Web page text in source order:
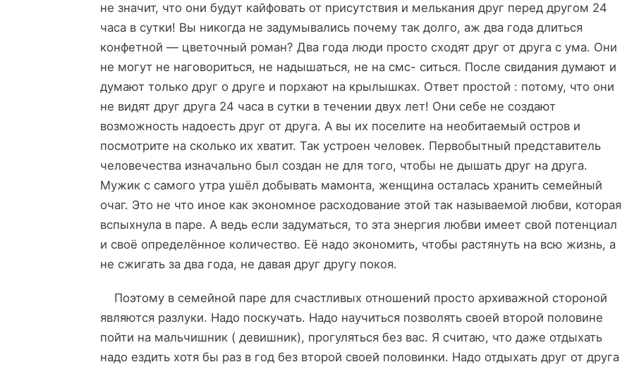
не значит, что они будут кайфовать от присутствия и мелькания друг перед другом 24
часа в сутки! Вы никогда не задумывались почему так долго, аж два года длиться
конфетной — цветочный роман? Два года люди просто сходят друг от друга с ума. Они
не могут не наговориться, не надышаться, не на смс- ситься. После свидания думают и
думают только друг о друге и порхают на крылышках. Ответ простой : потому, что они
не видят друг друга 24 часа в сутки в течении двух лет! Они себе не создают
возможность надоесть друг от друга. А вы их поселите на необитаемый остров и
посмотрите на сколько их хватит. Так устроен человек. Первобытный представитель
человечества изначально был создан не для того, чтобы не дышать друг на друга.
Мужик с самого утра ушёл добывать мамонта, женщина осталась хранить семейный
очаг. Это не что иное как экономное расходование этой так называемой любви, которая
вспыхнула в паре. А ведь если задуматься, то эта энергия любви имеет свой потенциал
и своё определённое количество. Её надо экономить, чтобы растянуть на всю жизнь, а
не сжигать за два года, не давая друг другу покоя.
Поэтому в семейной паре для счастливых отношений просто архиважной стороной
являются разлуки. Надо поскучать. Надо научиться позволять своей второй половине
пойти на мальчишник ( девишник), прогуляться без вас. Я считаю, что даже отдыхать
надо ездить хотя бы раз в год без второй своей половинки. Надо отдыхать друг от друга